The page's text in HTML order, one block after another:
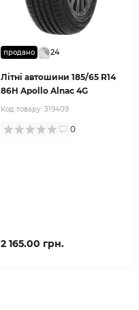
продано 24
Літні автошини 185/65 R14
86H Apollo Alnac 4G
Код товару: 319409
0
2 165.00 грн.